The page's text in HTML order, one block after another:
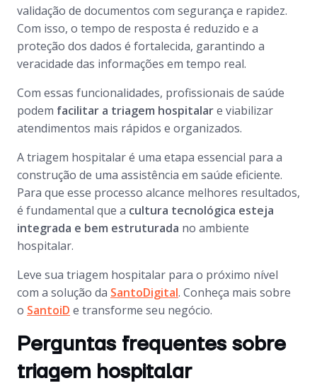
validação de documentos com segurança e rapidez.
Com isso, o tempo de resposta é reduzido e a
proteção dos dados é fortalecida, garantindo a
veracidade das informações em tempo real.
Com essas funcionalidades, profissionais de saúde
podem facilitar a triagem hospitalare viabilizar
atendimentos mais rápidos e organizados.
A triagem hospitalar é uma etapa essencial para a
construção de uma assistência em saúde eficiente.
Para que esse processo alcance melhores resultados,
é fundamental que a cultura tecnológica esteja
integrada e bem estruturada no ambiente
hospitalar.
Leve sua triagem hospitalar para o próximo nível
com a solução da SantoDigital. Conheça mais sobre
o SantoiD e transforme seu negócio.
Perguntas frequentes sobre
triagem hospitalar